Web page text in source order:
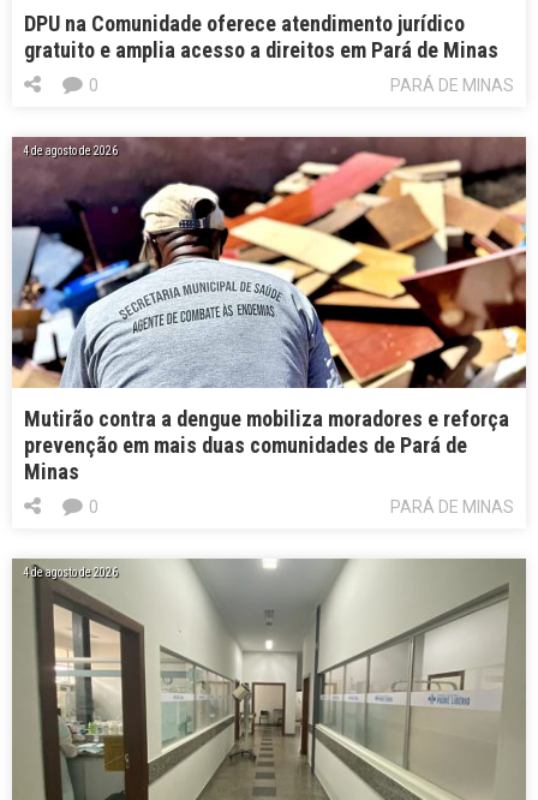
DPU na Comunidade oferece atendimento jurídico
gratuito e amplia acesso a direitos em Pará de Minas
PARÁ DE MINAS
0
4 de agosto de 2026
Mutirão contra a dengue mobiliza moradores e reforça
prevenção em mais duas comunidades de Pará de
Minas
PARÁ DE MINAS
0
4 de agosto de 2026